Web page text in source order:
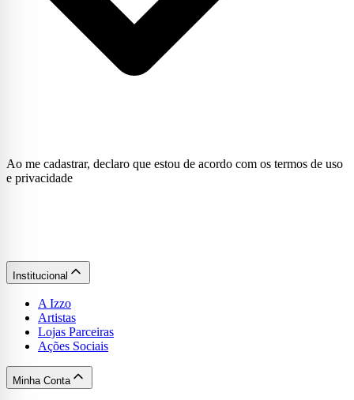
Ao me cadastrar, declaro que estou de acordo com os termos de uso
e privacidade
Institucional
A Izzo
Artistas
Lojas Parceiras
Ações Sociais
Minha Conta